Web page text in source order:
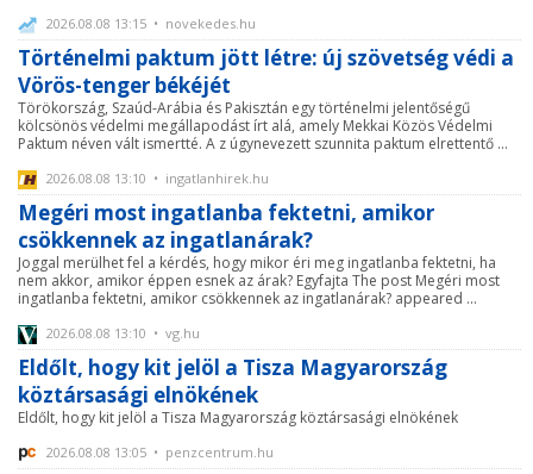
2026.08.08 13:15 • novekedes.hu
Történelmi paktum jött létre: új szövetség védi a
Vörös-tenger békéjét
Törökország, Szaúd-Arábia és Pakisztán egy történelmi jelentőségű
kölcsönös védelmi megállapodást írt alá, amely Mekkai Közös Védelmi
Paktum néven vált ismertté. A z úgynevezett szunnita paktum elrettentő ...
2026.08.08 13:10 • ingatlanhirek.hu
Megéri most ingatlanba fektetni, amikor
csökkennek az ingatlanárak?
Joggal merülhet fel a kérdés, hogy mikor éri meg ingatlanba fektetni, ha
nem akkor, amikor éppen esnek az árak? Egyfajta The post Megéri most
ingatlanba fektetni, amikor csökkennek az ingatlanárak? appeared ...
2026.08.08 13:10 • vg.hu
Eldőlt, hogy kit jelöl a Tisza Magyarország
köztársasági elnökének
Eldőlt, hogy kit jelöl a Tisza Magyarország köztársasági elnökének
2026.08.08 13:05 • penzcentrum.hu